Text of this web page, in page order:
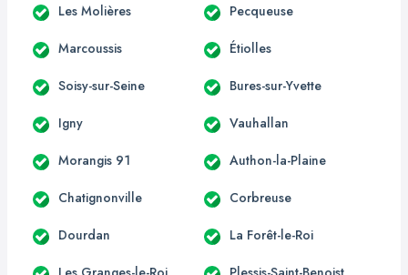
Les Molières Pecqueuse
Marcoussis Étiolles
Soisy-sur-Seine Bures-sur-Yvette
Igny Vauhallan
Morangis 91 Authon-la-Plaine
Chatignonville Corbreuse
Dourdan La Forêt-le-Roi